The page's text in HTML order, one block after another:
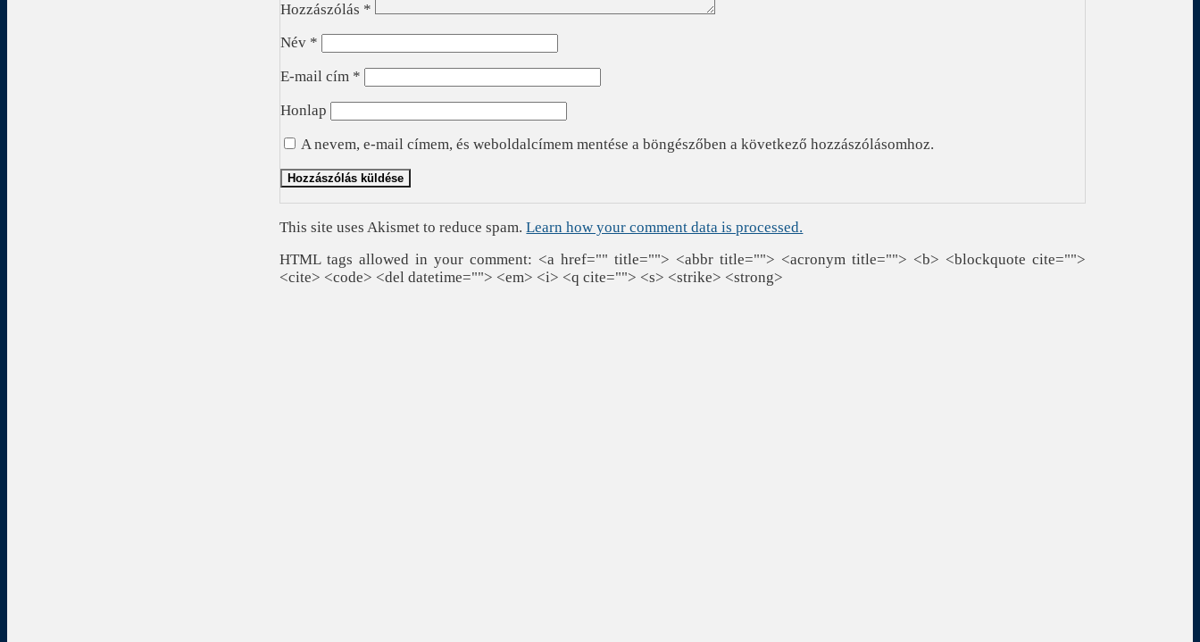
Hozzászólás *
Név *
E-mail cím *
Honlap
A nevem, e-mail címem, és weboldalcímem mentése a böngészőben a következő hozzászólásomhoz.
This site uses Akismet to reduce spam.Learn how your comment data is processed.
HTML tags allowed in your comment: <a href="" title=""> <abbr title=""> <acronym title=""> <b> <blockquote cite="">
<cite> <code> <del datetime=""> <em> <i> <q cite=""> <s> <strike> <strong>